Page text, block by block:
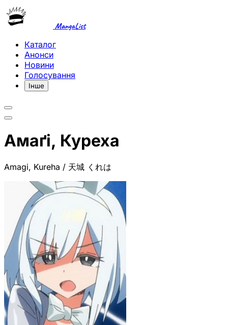
MangaList
Каталог
Анонси
Новини
Голосування
Інше
Амаґі, Куреха
Amagi, Kureha / 天城 くれは